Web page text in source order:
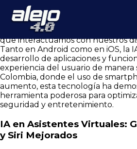
Inteligencia Artificial en Android e iOS
Alejandro Linares Camberos,
innovación digital para instituciones
La inteligencia artificial (IA) ha
que interactuamos con nuestros
Tanto en Android como en iOS, la
desarrollo de aplicaciones y
experiencia del usuario de manera
Colombia, donde el uso de
aumento, esta tecnología ha
herramienta poderosa para
seguridad y entretenimiento.
IA en Asistentes Virtuales:
y Siri Mejorados